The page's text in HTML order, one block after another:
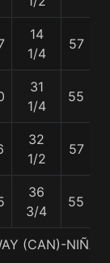
14
1/4
57
31
1/4
55
32
1/2
57
36
3/4
55
(CAN)-NIÑA